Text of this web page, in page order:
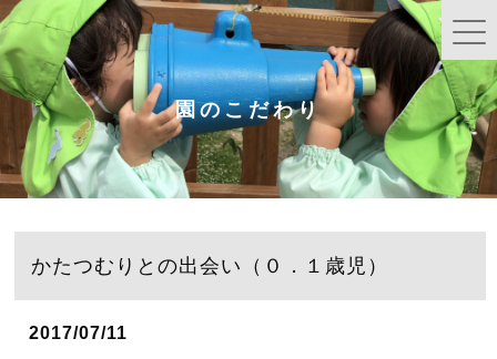
園のこだわり
かたつむりとの出会い（０．１歳児）
2017/07/11